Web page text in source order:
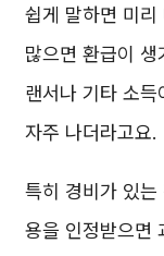
쉽게 말하면 미
많으면 환급이 생
랜서나 기타 소
자주 나더라고요.
특히 경비가 있는
용을 인정받으면